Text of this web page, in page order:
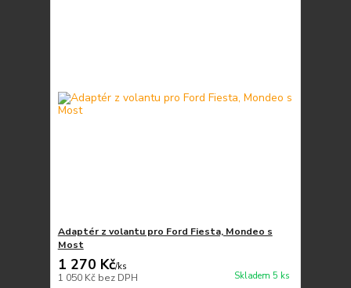
Adaptér z volantu pro Ford Fiesta, Mondeo s
Most
1 270 Kč/ks
1 050 Kč bez DPH Skladem 5 ks